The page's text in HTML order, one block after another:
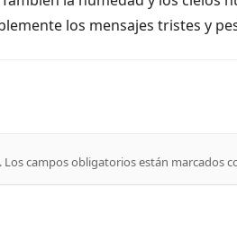
los mensajes tristes y
Los campos obligatorios están marcados